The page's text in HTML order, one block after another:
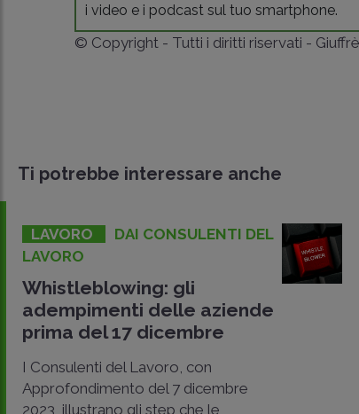
i video e i podcast sul tuo smartphone.
© Copyright - Tutti i diritti riservati -
Ti potrebbe interessare anche
LAVORO
DAI CONSULENTI DEL
LAVORO
Whistleblowing: gli
adempimenti delle aziende
prima del 17 dicembre
I Consulenti del Lavoro, con
Approfondimento del 7 dicembre
2023, illustrano gli step che le